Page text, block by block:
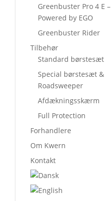
Greenbuster Pro 4 E –
Powered by EGO
Greenbuster Rider
Tilbehør
Standard børstesæt
Special børstesæt &
Roadsweeper
Afdækningsskærm
Full Protection
Forhandlere
Om Kwern
Kontakt